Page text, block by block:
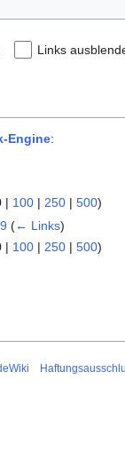
Links
Engine:
| 100 | 250 | 500)
(← Links)
| 100 | 250 | 500)